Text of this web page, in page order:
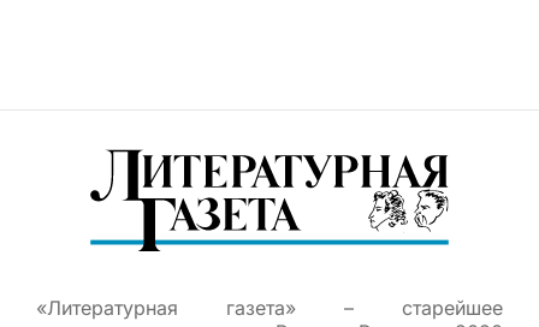
«Литературная газета» – старейшее